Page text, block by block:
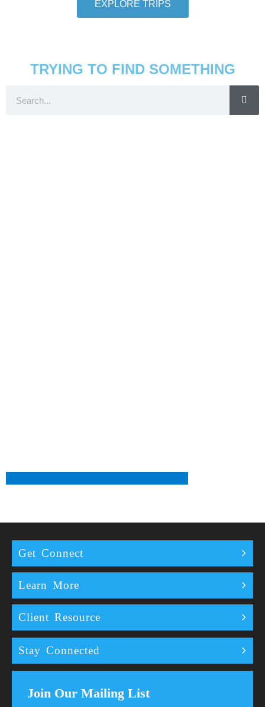
EXPLORE TRIPS
TRYING TO FIND SOMETHING
Get Connect
Learn More
Client Resource
Stay Connected
Join Our Mailing List